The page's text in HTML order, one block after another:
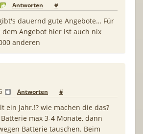
Antworten #
dauernd gute Angebote… Für
dem Angebot hier ist auch nix
anderen
Antworten #
ein Jahr.!? wie machen die das?
max 3-4 Monate, dann
Batterie tauschen. Beim